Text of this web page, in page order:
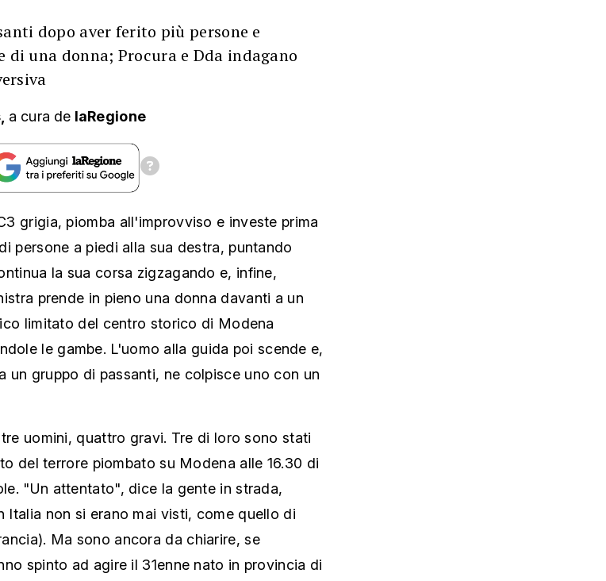
dopo aver ferito più persone e
una donna; Procura e Dda indagano
a cura de laRegione
grigia, piomba all'improvviso e investe prima
persone a piedi alla sua destra, puntando
la sua corsa zigzagando e, infine,
prende in pieno una donna davanti a un
limitato del centro storico di Modena
le gambe. L'uomo alla guida poi scende e,
un gruppo di passanti, ne colpisce uno con un
uomini, quattro gravi. Tre di loro sono stati
del terrore piombato su Modena alle 16.30 di
"Un attentato", dice la gente in strada,
Italia non si erano mai visti, come quello di
Ma sono ancora da chiarire, se
spinto ad agire il 31enne nato in provincia di